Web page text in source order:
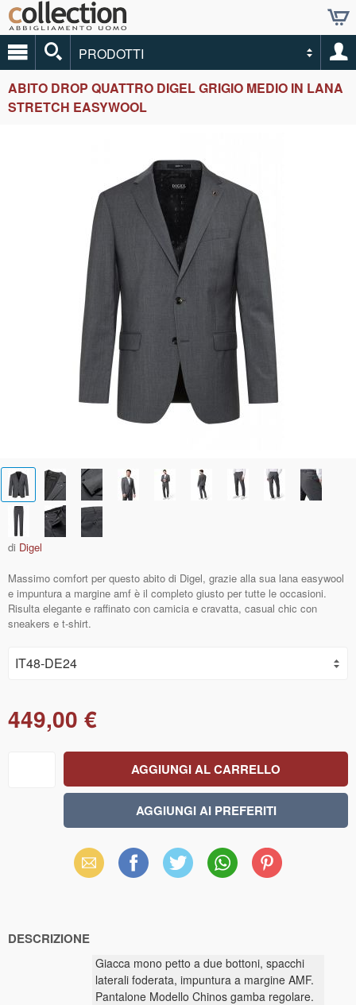
PRODOTTI
ABITO DROP QUATTRO DIGEL GRIGIO MEDIO IN LANA
STRETCH EASYWOOL
di Digel
Massimo comfort per questo abito di Digel, grazie alla sua lana easywool
e impuntura a margine amf è il completo giusto per tutte le occasioni.
Risulta elegante e raffinato con camicia e cravatta, casual chic con
sneakers e t-shirt.
449,00 €
Email Facebook X WhatsAppPinterest
DESCRIZIONE
Giacca mono petto a due bottoni, spacchi
laterali foderata, impuntura a margine AMF.
Pantalone Modello Chinos gamba regolare.